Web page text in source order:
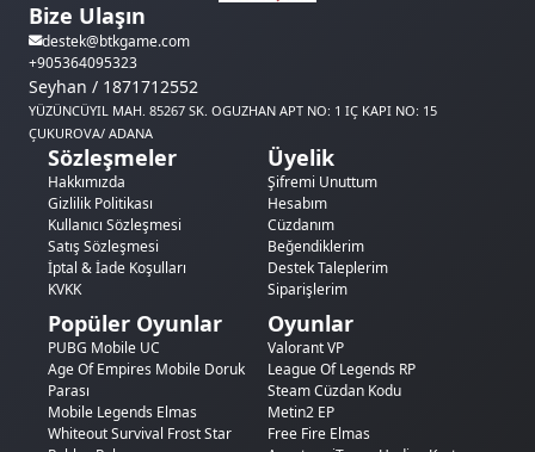
Bize Ulaşın
destek@btkgame.com
+905364095323
Seyhan / 1871712552
YÜZÜNCÜYIL MAH. 85267 SK. OGUZHAN APT NO: 1 IÇ KAPI NO: 15
ÇUKUROVA/ ADANA
Sözleşmeler
Hakkımızda
Gizlilik Politikası
Kullanıcı Sözleşmesi
Satış Sözleşmesi
İptal & İade Koşulları
KVKK
Üyelik
Şifremi Unuttum
Hesabım
Cüzdanım
Beğendiklerim
Destek Taleplerim
Siparişlerim
Popüler Oyunlar
PUBG Mobile UC
Age Of Empires Mobile Doruk
Parası
Mobile Legends Elmas
Whiteout Survival Frost Star
Oyunlar
Valorant VP
League Of Legends RP
Steam Cüzdan Kodu
Metin2 EP
Free Fire Elmas